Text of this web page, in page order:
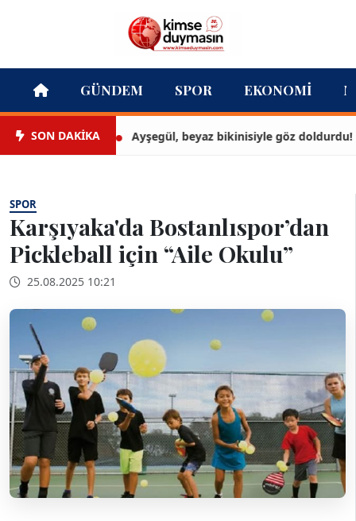
GÜNDEM SPOR EKONOMI
SON DAKİKA Ayşegül, beyaz bikinisiyle göz doldurdu!
SPOR
Karşıyaka'da Bostanlıspor’dan
Pickleball için “Aile Okulu”
25.08.2025 10:21